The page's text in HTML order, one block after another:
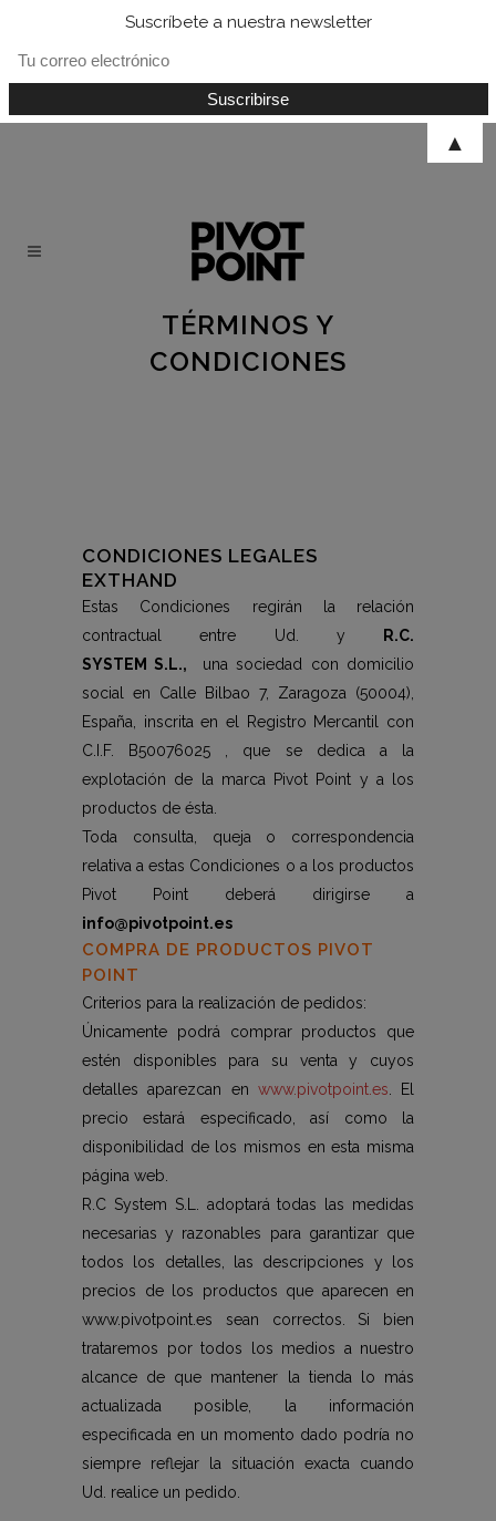
TÉRMINOS Y
CONDICIONES
CONDICIONES LEGALES
EXTHAND
Estas Condiciones regirán la relación
contractual entre Ud. y
R.C.
SYSTEM S.L.,
una sociedad con domicilio
social en Calle Bilbao 7, Zaragoza (50004),
España, inscrita en el Registro Mercantil con
C.I.F. B50076025 , que se dedica a la
explotación de la marca Pivot Point y a los
productos de ésta.
Toda consulta, queja o correspondencia
relativa a estas Condiciones o a los productos
Pivot Point deberá dirigirse a
info@pivotpoint.es
COMPRA DE PRODUCTOS PIVOT
POINT
Criterios para la realización de pedidos:
Únicamente podrá comprar productos que
estén disponibles para su venta y cuyos
detalles aparezcan en www.pivotpoint.es . El
precio estará especificado, así como la
disponibilidad de los mismos en esta misma
página web.
R.C System S.L. adoptará todas las medidas
necesarias y razonables para garantizar que
todos los detalles, las descripciones y los
precios de los productos que aparecen en
www.pivotpoint.es sean correctos. Si bien
trataremos por todos los medios a nuestro
alcance de que mantener la tienda lo más
actualizada posible, la información
especificada en un momento dado podría no
siempre reflejar la situación exacta cuando
Ud. realice un pedido.
Suscríbete a nuestra newsletter
▲